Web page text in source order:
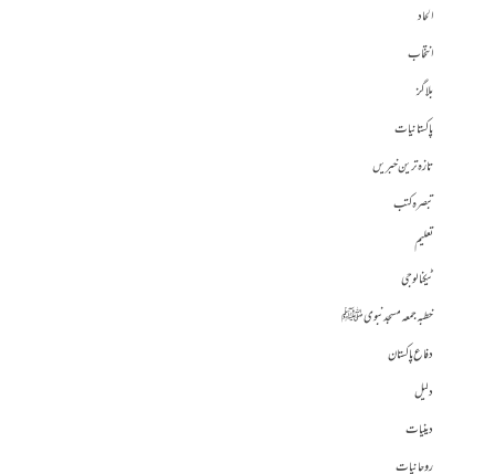
الحاد
انتخاب
بلاگز
پاکستانیات
تازہ ترین خبریں
تبصرہ کتب
تعلیم
ٹیکنالوجی
خطبہ جمعہ مسجد نبوی ﷺ
دفاع پاکستان
دلیل
دینیات
روحانیات